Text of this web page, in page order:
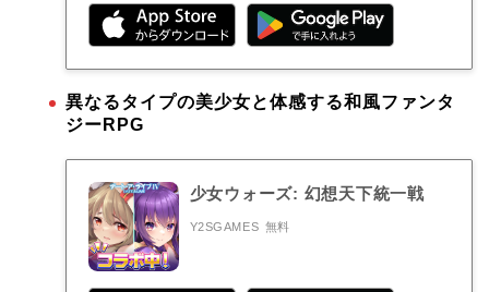
異なるタイプの美少女と体感する和風ファンタ
ジーRPG
少女ウォーズ: 幻想天下統一戦
Y2SGAMES 無料